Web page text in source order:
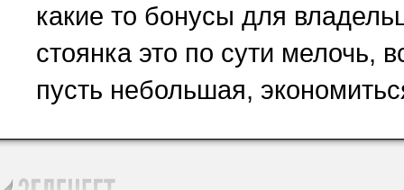
какие то бонусы для
стоянка это по сути мелочь,
пусть небольшая,